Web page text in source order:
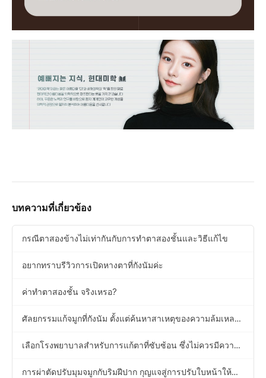
บทความที่เกี่ยวข้อง
กรณีตาสองข้างไม่เท่ากันกับการทำตาสองชั้นและวิธีแก้ไข
อยากทราบรีวิวการเปิดหางตาที่กังนัมค่ะ
ค่าทำตาสองชั้น จริงเหรอ?
ศัลยกรรมแก้จมูกที่กังนัม ตั้งแต่ค้นหาสาเหตุของความล้มเหลว
เลือกโรงพยาบาลสำหรับการแก้ตาที่ซับซ้อน ซึ่งไม่ควรมีความ
การผ่าตัดปรับมุมจมูกกับริมฝีปาก กุญแจสู่การปรับใบหน้าให้